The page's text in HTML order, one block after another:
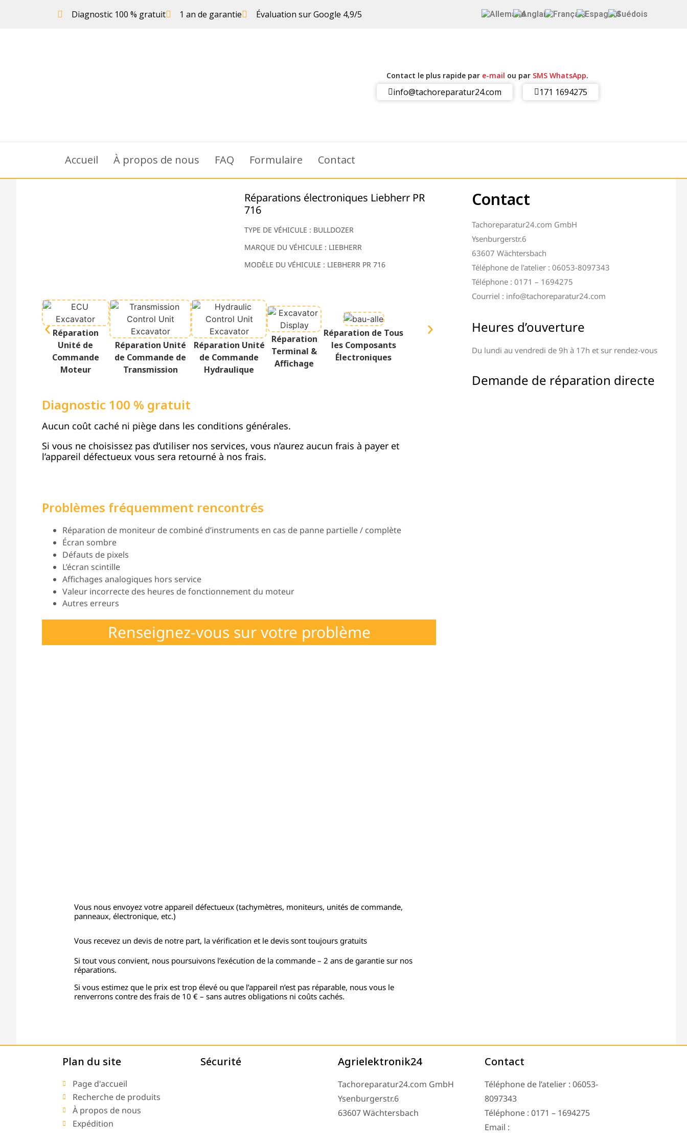
Diagnostic 100 % gratuit 1 an de garantie Évaluation sur Google 4,9/5
Contact le plus rapide par e-mail ou par SMS WhatsApp.
info@tachoreparatur24.com 171 1694275
Accueil À propos de nous FAQ Formulaire Contact
Réparations électroniques Liebherr PR
716
TYPE DE VÉHICULE : BULLDOZER
MARQUE DU VÉHICULE : LIEBHERR
MODÈLE DU VÉHICULE : LIEBHERR PR 716
Réparation
Unité de
Commande
Moteur
Réparation Unité
de Commande de
Transmission
Réparation Unité
de Commande
Hydraulique
Réparation
Terminal &
Affichage
Réparation de Tous
les Composants
Électroniques
Diagnostic 100 % gratuit
Aucun coût caché ni piège dans les conditions générales.
Si vous ne choisissez pas d’utiliser nos services, vous n’aurez aucun frais à payer et
l’appareil défectueux vous sera retourné à nos frais.
Problèmes fréquemment rencontrés
Réparation de moniteur de combiné d’instruments en cas de panne partielle / complète
Écran sombre
Défauts de pixels
L’écran scintille
Affichages analogiques hors service
Valeur incorrecte des heures de fonctionnement du moteur
Autres erreurs
Renseignez-vous sur votre problème
Vous nous envoyez votre appareil défectueux (tachymètres, moniteurs, unités de commande,
panneaux, électronique, etc.)
Vous recevez un devis de notre part, la vérification et le devis sont toujours gratuits
Si tout vous convient, nous poursuivons l’exécution de la commande – 2 ans de garantie sur nos
réparations.
Si vous estimez que le prix est trop élevé ou que l’appareil n’est pas réparable, nous vous le
renverrons contre des frais de 10 € – sans autres obligations ni coûts cachés.
Contact
Tachoreparatur24.com GmbH
Ysenburgerstr.6
63607 Wächtersbach
Téléphone de l’atelier : 06053-8097343
Téléphone : 0171 – 1694275
Courriel : info@tachoreparatur24.com
Heures d’ouverture
Du lundi au vendredi de 9h à 17h et sur rendez-vous
Demande de réparation directe
Plan du site
Page d'accueil
Recherche de produits
À propos de nous
Expédition
Sécurité Agrielektronik24
Tachoreparatur24.com GmbH
Ysenburgerstr.6
63607 Wächtersbach
Contact
Téléphone de l’atelier : 06053-
8097343
Téléphone : 0171 – 1694275
Email :